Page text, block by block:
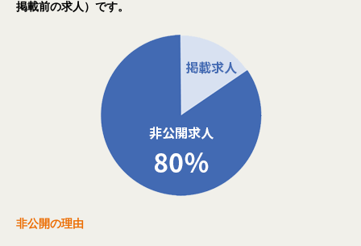
掲載前の求人）です。
非公開の理由